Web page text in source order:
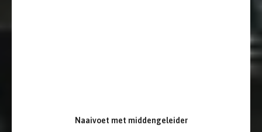
Naaivoet met middengeleider